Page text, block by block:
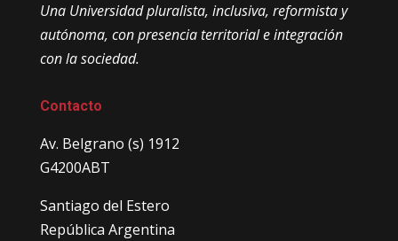
Una Universidad pluralista, inclusiva, reformista y
autónoma, con presencia territorial e integración
con la sociedad.
Contacto
Av. Belgrano (s) 1912
G4200ABT
Santiago del Estero
República Argentina